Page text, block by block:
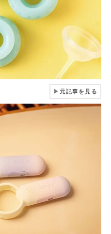
▶元記事を見る